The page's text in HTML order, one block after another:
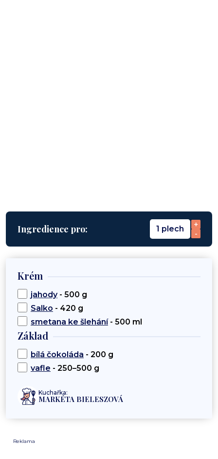
Ingredience pro: 1 plech
+
-
Krém
jahody- 500 g
Salko - 420 g
smetana ke šlehání- 500 ml
Základ
bílá čokoláda - 200 g
vafle - 250–500 g
Kuchařka:
MARKÉTA BIELESZOVÁ
Reklama